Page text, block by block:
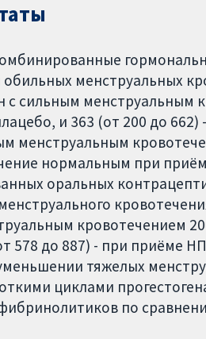
менструальных
с сильным менструальным
и 363 (от 200 до
менструальным
нормальным при
оральных
кровотечением
578 до 887) - при приёме
тяжелых
циклами
по